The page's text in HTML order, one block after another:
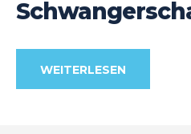
WEITERLESEN